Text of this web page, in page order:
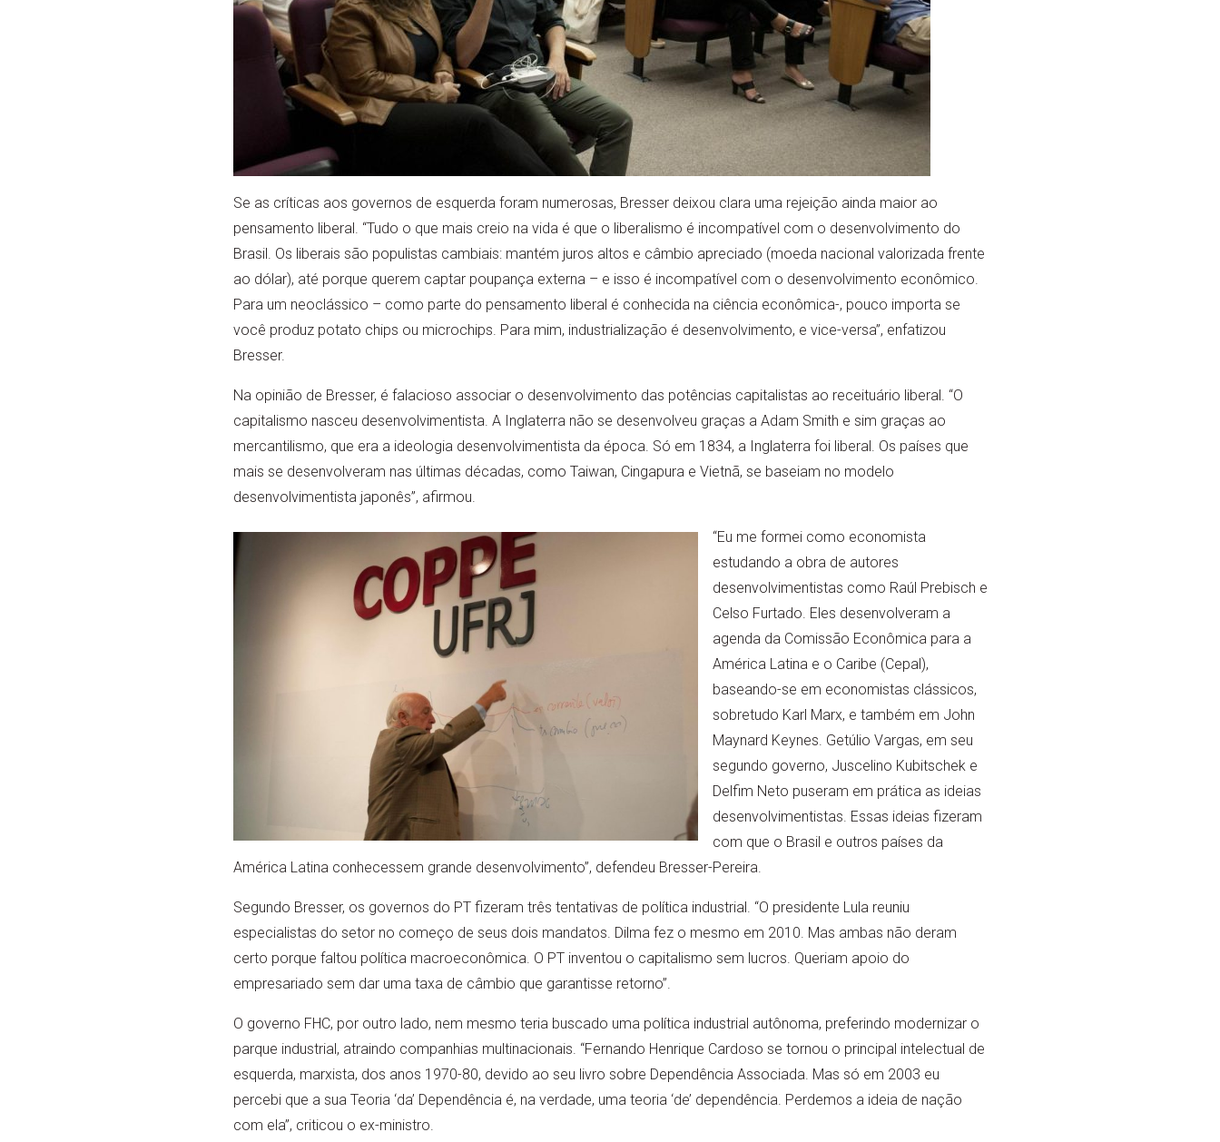
Se as críticas aos governos de esquerda foram numerosas, Bresser deixou clara uma rejeição ainda maior ao
pensamento liberal. “Tudo o que mais creio na vida é que o liberalismo é incompatível com o desenvolvimento do
Brasil. Os liberais são populistas cambiais: mantém juros altos e câmbio apreciado (moeda nacional valorizada frente
ao dólar), até porque querem captar poupança externa – e isso é incompatível com o desenvolvimento econômico.
Para um neoclássico – como parte do pensamento liberal é conhecida na ciência econômica-, pouco importa se
você produz potato chips ou microchips. Para mim, industrialização é desenvolvimento, e vice-versa”, enfatizou
Bresser.
Na opinião de Bresser, é falacioso associar o desenvolvimento das potências capitalistas ao receituário liberal. “O
capitalismo nasceu desenvolvimentista. A Inglaterra não se desenvolveu graças a Adam Smith e sim graças ao
mercantilismo, que era a ideologia desenvolvimentista da época. Só em 1834, a Inglaterra foi liberal. Os países que
mais se desenvolveram nas últimas décadas, como Taiwan, Cingapura e Vietnã, se baseiam no modelo
desenvolvimentista japonês”, afirmou.
“Eu me formei como economista
estudando a obra de autores
desenvolvimentistas como Raúl Prebisch e
Celso Furtado. Eles desenvolveram a
agenda da Comissão Econômica para a
América Latina e o Caribe (Cepal),
baseando-se em economistas clássicos,
sobretudo Karl Marx, e também em John
Maynard Keynes. Getúlio Vargas, em seu
segundo governo, Juscelino Kubitschek e
Delfim Neto puseram em prática as ideias
desenvolvimentistas. Essas ideias fizeram
com que o Brasil e outros países da
América Latina conhecessem grande desenvolvimento”, defendeu Bresser-Pereira.
Segundo Bresser, os governos do PT fizeram três tentativas de política industrial. “O presidente Lula reuniu
especialistas do setor no começo de seus dois mandatos. Dilma fez o mesmo em 2010. Mas ambas não deram
certo porque faltou política macroeconômica. O PT inventou o capitalismo sem lucros. Queriam apoio do
empresariado sem dar uma taxa de câmbio que garantisse retorno”.
O governo FHC, por outro lado, nem mesmo teria buscado uma política industrial autônoma, preferindo modernizar o
parque industrial, atraindo companhias multinacionais. “Fernando Henrique Cardoso se tornou o principal intelectual de
esquerda, marxista, dos anos 1970-80, devido ao seu livro sobre Dependência Associada. Mas só em 2003 eu
percebi que a sua Teoria ‘da’ Dependência é, na verdade, uma teoria ‘de’ dependência. Perdemos a ideia de nação
com ela”, criticou o ex-ministro.